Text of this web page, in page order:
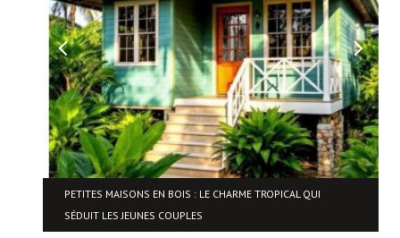
PETITES MAISONS EN BOIS : LE CHARME TROPICAL QUI
SÉDUIT LES JEUNES COUPLES